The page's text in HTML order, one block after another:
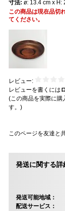
レビュー:
レビューを書くには
(この商品を実際に購
す。)
このページを友達と
寸法: ø: 13.4 cm x H:
この商品は現在品切
てください。
発送に関する詳
発送可能地域：
配送サービス：